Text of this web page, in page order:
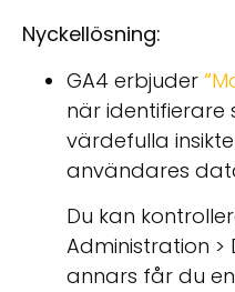
Nyckellösning:
GA4 erbjuder “
när identifierare
värdefulla
användares
Du kan
Administration
annars får du